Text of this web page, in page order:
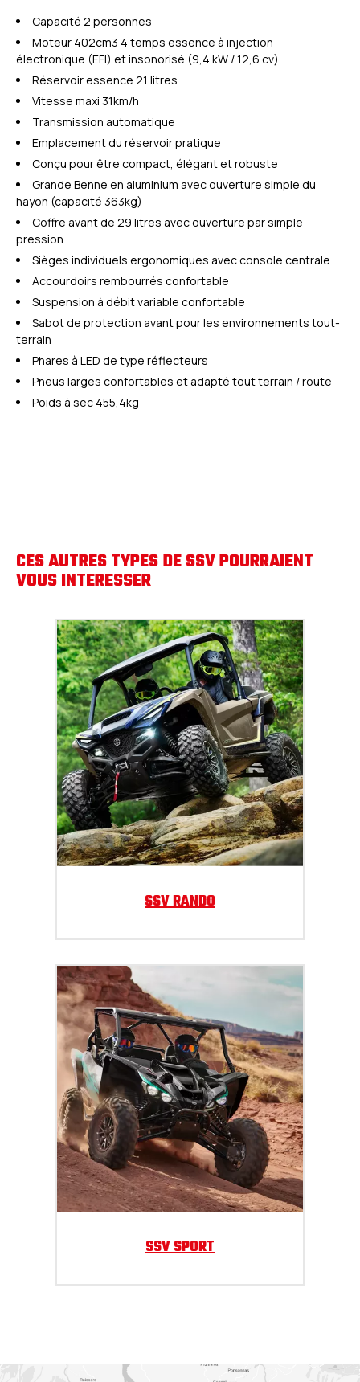
Capacité 2 personnes
Moteur 402cm3 4 temps essence à injection
électronique (EFI) et insonorisé (9,4 kW / 12,6 cv)
Réservoir essence 21 litres
Vitesse maxi 31km/h
Transmission automatique
Emplacement du réservoir pratique
Conçu pour être compact, élégant et robuste
Grande Benne en aluminium avec ouverture simple du
hayon (capacité 363kg)
Coffre avant de 29 litres avec ouverture par simple
pression
Sièges individuels ergonomiques avec console centrale
Accourdoirs rembourrés confortable
Suspension à débit variable confortable
Sabot de protection avant pour les environnements tout-
terrain
Phares à LED de type réflecteurs
Pneus larges confortables et adapté tout terrain / route
Poids à sec 455,4kg
CES AUTRES TYPES DE SSV POURRAIENT
VOUS INTERESSER
SSV RANDO
SSV SPORT